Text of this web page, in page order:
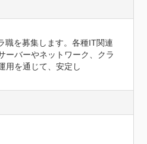
職を募集します。各種IT関連
ーバーやネットワーク、クラ
用を通じて、安定し